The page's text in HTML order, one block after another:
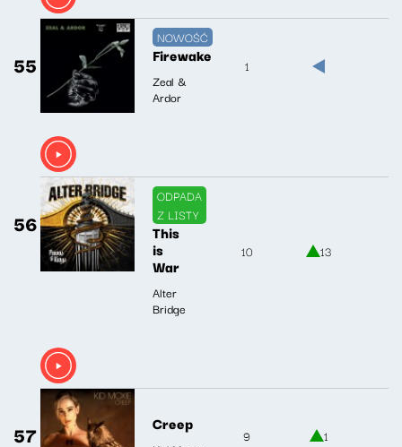
55
NOWOŚĆ
Firewake
Zeal &
Ardor
1
56
ODPADA
Z LISTY
This
is
War
Alter
Bridge
10 13
57 Creep
9 1